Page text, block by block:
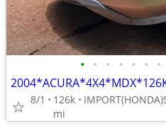
• • • • • • •
8/1
126k
mi